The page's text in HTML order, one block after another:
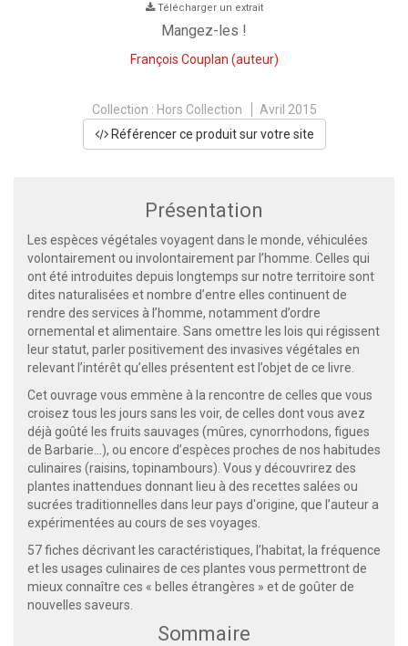
Télécharger un extrait
Mangez-les !
François Couplan (auteur)
Collection : Hors Collection
Avril 2015
Référencer ce produit sur votre site
Présentation
Les espèces végétales voyagent dans le monde, véhiculées
volontairement ou involontairement par l’homme. Celles qui
ont été introduites depuis longtemps sur notre territoire sont
dites naturalisées et nombre d’entre elles continuent de
rendre des services à l’homme, notamment d’ordre
ornemental et alimentaire. Sans omettre les lois qui régissent
leur statut, parler positivement des invasives végétales en
relevant l’intérêt qu’elles présentent est l’objet de ce livre.
Cet ouvrage vous emmène à la rencontre de celles que vous
croisez tous les jours sans les voir, de celles dont vous avez
déjà goûté les fruits sauvages (mûres, cynorrhodons, figues
de Barbarie…), ou encore d’espèces proches de nos habitudes
culinaires (raisins, topinambours). Vous y découvrirez des
plantes inattendues donnant lieu à des recettes salées ou
sucrées traditionnelles dans leur pays d'origine, que l’auteur a
expérimentées au cours de ses voyages.
57 fiches décrivant les caractéristiques, l’habitat, la fréquence
et les usages culinaires de ces plantes vous permettront de
mieux connaître ces « belles étrangères » et de goûter de
nouvelles saveurs.
Sommaire